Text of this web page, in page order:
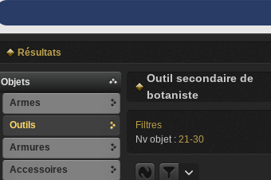
Résultats
Objets
Armes
Outils
Armures
Accessoires
Outil secondaire de
botaniste
Filtres
Nv objet : 21-30